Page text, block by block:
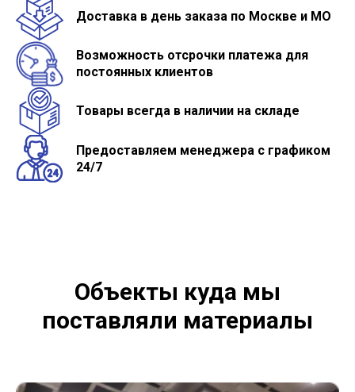
Доставка в день заказа по Москве и МО
Возможность отсрочки платежа для
постоянных клиентов
Товары всегда в наличии на складе
Предоставляем менеджера с графиком
24/7
Объекты куда мы
поставляли материалы